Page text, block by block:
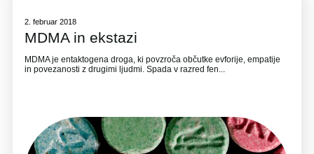
2. februar 2018
MDMA in ekstazi
MDMA je entaktogena droga, ki povzroča občutke evforije, empatije
in povezanosti z drugimi ljudmi. Spada v razred fen...